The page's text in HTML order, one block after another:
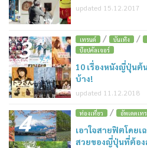
updated 15.12.2017
3 เทรนด์ / บันเทิง /
ป๊อปคัลเจอร์
10 เรื่องหนังญี่ปุ่นต้
บ้าง!
updated 11.12.2018
4 ท่องเที่ยว / อัพเดตเท
เอาใจสายฟิตโดยเ
สวยของญี่ปุ่นที่ต้อง